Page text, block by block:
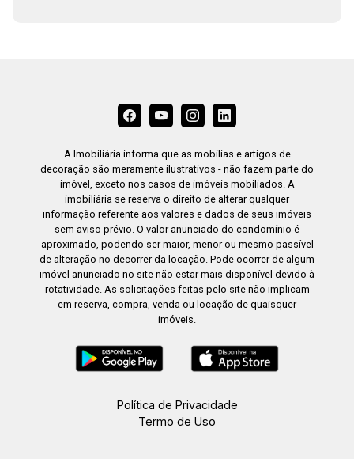
A Imobiliária informa que as mobílias e artigos de
decoração são meramente ilustrativos - não fazem parte do
imóvel, exceto nos casos de imóveis mobiliados. A
imobiliária se reserva o direito de alterar qualquer
informação referente aos valores e dados de seus imóveis
sem aviso prévio. O valor anunciado do condomínio é
aproximado, podendo ser maior, menor ou mesmo passível
de alteração no decorrer da locação. Pode ocorrer de algum
imóvel anunciado no site não estar mais disponível devido à
rotatividade. As solicitações feitas pelo site não implicam
em reserva, compra, venda ou locação de quaisquer
imóveis.
Política de Privacidade
Termo de Uso